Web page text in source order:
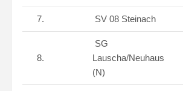
7. SV 08 Steinach
8.
SG
Lauscha/Neuhaus
(N)